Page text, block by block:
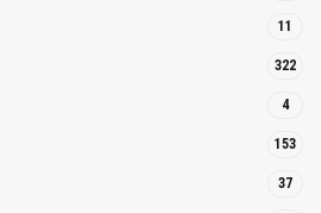
11
322
4
153
37